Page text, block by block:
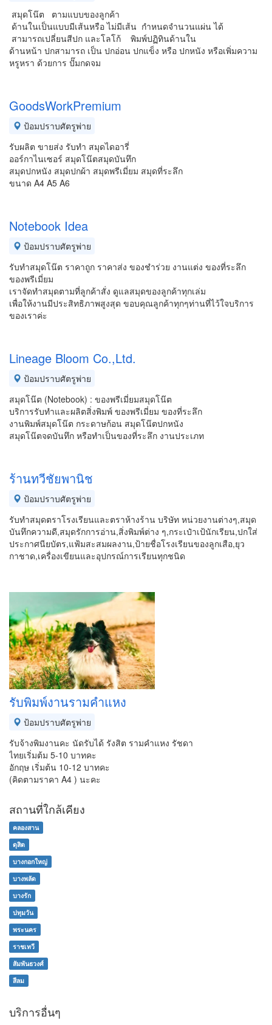
สมุดโน๊ต ตามแบบของลูกค้า
ด้านในเป็นแบบมีเส้นหรือ ไม่มีเส้น กำหนดจำนวนแผ่น ได้
สามารถเปลี่ยนสีปก และโลโก้ พิมพ์ปฏิทินด้านใน
ด้านหน้า ปกสามารถ เป็น ปกอ่อน ปกแข็ง หรือ ปกหนัง หรือเพิ่มความ
หรูหรา ด้วยการ ปั๊มกดจม
GoodsWorkPremium
ป้อมปราบศัตรูพ่าย
รับผลิต ขายส่ง รับทำ สมุดไดอารี่
ออร์กาไนเซอร์ สมุดโน๊ตสมุดบันทึก
สมุดปกหนัง สมุดปกผ้า สมุดพรีเมี่ยม สมุดที่ระลึก
ขนาด A4 A5 A6
Notebook Idea
ป้อมปราบศัตรูพ่าย
รับทำสมุดโน๊ต ราคาถูก ราคาส่ง ของชำร่วย งานแต่ง ของที่ระลึก
ของพรีเมี่ยม
เราจัดทำสมุดตามที่ลูกค้าสั่ง ดูแลสมุดของลูกค้าทุกเล่ม
เพื่อให้งานมีประสิทธิภาพสูงสุด ขอบคุณลูกค้าทุกๆท่านที่ไว้ใจบริการ
ของเราค่ะ
Lineage Bloom Co.,Ltd.
ป้อมปราบศัตรูพ่าย
สมุดโน๊ต (Notebook) : ของพรีเมี่ยมสมุดโน๊ต
บริการรับทำและผลิตสิ่งพิมพ์ ของพรีเมี่ยม ของที่ระลึก
งานพิมพ์สมุดโน๊ต กระดาษก้อน สมุดโน๊ตปกหนัง
สมุดโน๊ตจดบันทึก หรือทำเป็นของที่ระลึก งานประเภท
ร้านทวีชัยพานิช
ป้อมปราบศัตรูพ่าย
รับทำสมุดตราโรงเรียนและตราห้างร้าน บริษัท หน่วยงานต่างๆ,สมุด
บันทึกความดี,สมุดรักการอ่าน,สิ่งพิมพ์ต่าง ๆ,กระเป๋าเป้นักเรียน,ปกใส่
ประกาศนียบัตร,แฟ้มสะสมผลงาน,ป้ายชื่อโรงเรียนของลูกเสือ,ยุว
กาชาด,เครื่องเขียนและอุปกรณ์การเรียนทุกชนิด
รับพิมพ์งานรามคำแหง
ป้อมปราบศัตรูพ่าย
รับจ้างพิมงานคะ นัดรับได้ รังสิต รามคำแหง รัชดา
ไทยเริ่มต้ม 5-10 บาทคะ
อักฤษ เริ่มต้น 10-12 บาทคะ
(คิดตามราคา A4 ) นะคะ
สถานที่ใกล้เคียง
คลองสาน
ดุสิต
บางกอกใหญ่
บางพลัด
บางรัก
ปทุมวัน
พระนคร
ราชเทวี
สัมพันธวงศ์
สีลม
บริการอื่นๆ